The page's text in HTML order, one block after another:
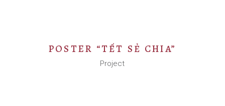
POSTER “TẾT SẺ CHIA”
Project